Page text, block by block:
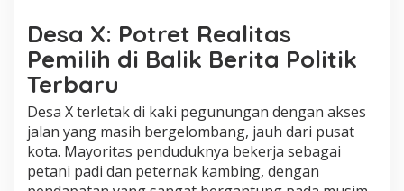
Desa X: Potret Realitas
Pemilih di Balik Berita Politik
Terbaru
Desa X terletak di kaki pegunungan dengan akses
jalan yang masih bergelombang, jauh dari pusat
kota. Mayoritas penduduknya bekerja sebagai
petani padi dan peternak kambing, dengan